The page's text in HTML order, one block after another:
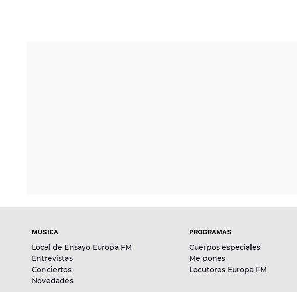
MÚSICA
Local de Ensayo Europa FM
Entrevistas
Conciertos
Novedades
PROGRAMAS
Cuerpos especiales
Me pones
Locutores Europa FM